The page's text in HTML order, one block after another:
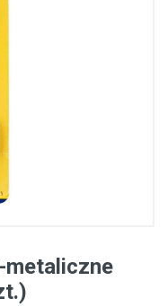
metaliczne